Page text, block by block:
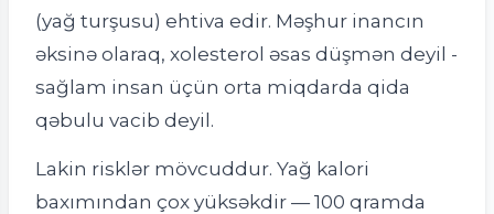
(yağ turşusu) ehtiva edir. Məşhur inancın
əksinə olaraq, xolesterol əsas düşmən deyil -
sağlam insan üçün orta miqdarda qida
qəbulu vacib deyil.
Lakin risklər mövcuddur. Yağ kalori
baxımından çox yüksəkdir — 100 qramda